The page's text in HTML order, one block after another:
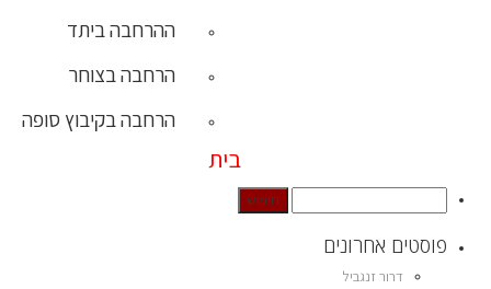
ההרחבה ביתד
הרחבה בצוחר
הרחבה בקיבוץ סופה
בית
פוסטים אחרונים
דרור זנגביל